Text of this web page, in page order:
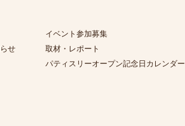
せ
イベント参加募集
取材・レポート
パティスリーオープン記念日カレンダー